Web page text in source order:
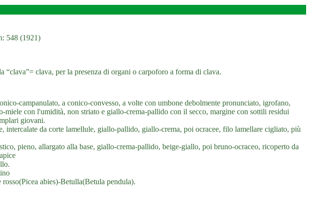
548 (1921)
clava, per la presenza di organi o carpoforo a forma di clava.
campanulato, a conico-convesso, a volte con umbone debolmente pronunciato, igrofano,
miele con l'umidità, non striato e giallo-crema-pallido con il secco, margine con sottili residui
giovani.
intercalate da corte lamellule, giallo-pallido, giallo-crema, poi ocracee, filo lamellare cigliato, più
pieno, allargato alla base, giallo-crema-pallido, beige-giallo, poi bruno-ocraceo, ricoperto da
abies)-Betulla(Betula pendula).